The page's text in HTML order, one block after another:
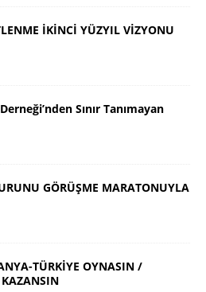
İKİNCİ YÜZYIL VİZYONU
Sınır Tanımayan
GÖRÜŞME MARATONUYLA
TÜRKİYE OYNASIN /